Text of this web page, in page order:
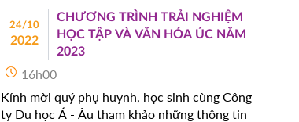
24/10
2022
CHƯƠNG TRÌNH TRẢI NGHIỆM
HỌC TẬP VÀ VĂN HÓA ÚC NĂM
2023
16h00
Kính mời quý phụ huynh, học sinh cùng Công
ty Du học Á - Âu tham khảo những thông tin